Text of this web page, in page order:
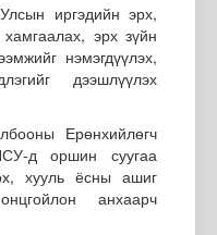
иргэдийн эрх,
эрх зүйн
нэмэгдүүлэх,
дээшлүүлэх
Ерөнхийлөгч
д оршин суугаа
хууль ёсны ашиг
анхаарч